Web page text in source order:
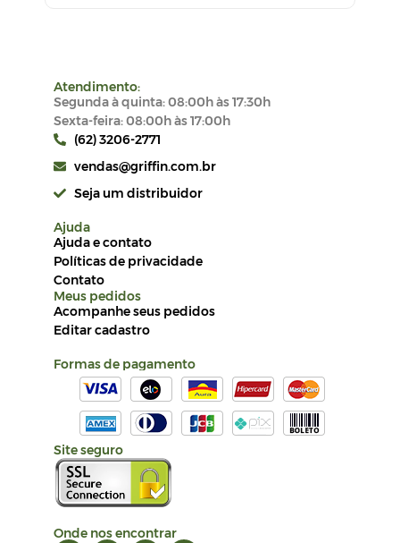
Atendimento:
Segunda à quinta: 08:00h às 17:30h
Sexta-feira: 08:00h às 17:00h
(62) 3206-2771
vendas@griffin.com.br
Seja um distribuidor
Ajuda
Ajuda e contato
Políticas de privacidade
Contato
Meus pedidos
Acompanhe seus pedidos
Editar cadastro
Formas de pagamento
Site seguro
Onde nos encontrar